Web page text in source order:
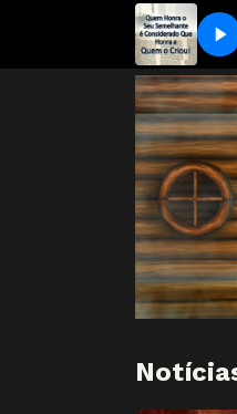
Ética Judaica com Canal
Shema Yisrael Hear O